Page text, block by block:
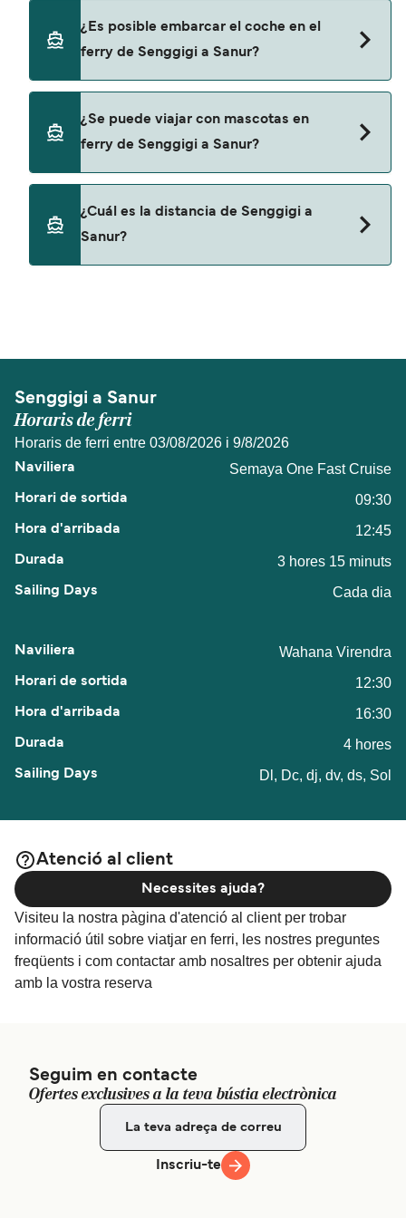
navieras.
Senggigi a Sanur con:
¿Es posible embarcar el coche en el
ferry de Senggigi a Sanur?
¿Se puede viajar con mascotas en
ferry de Senggigi a Sanur?
¿Cuál es la distancia de Senggigi a
Sanur?
Senggigi a Sanur
Horaris de ferri
Horaris de ferri entre 03/08/2026 i 9/8/2026
Semaya One Fast Cruise
09:30
12:45
3 hores 15 minuts
Cada dia
Wahana Virendra
12:30
16:30
4 hores
Dl, Dc, dj, dv, ds, Sol
Atenció al client
Visiteu la nostra pàgina d'atenció al client per trobar
informació útil sobre viatjar en ferri, les nostres preguntes
freqüents i com contactar amb nosaltres per obtenir ajuda
amb la vostra reserva
Necessites ajuda?
Seguim en contacte
Ofertes exclusives a la teva bústia electrònica
Inscriu-te